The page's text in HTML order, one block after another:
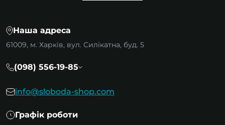
свідчити про статус її власника, що
регламентується ГОСТ 12.4.087-84. Наприклад:
Біла каска — для керівників, начальників
цехів, співробітників служби безпеки.
Синя каска — для гірничорятувальників.
Жовта каска — для робітників і молодшого
персоналу.
Наша адреса
61009, м. Харків, вул. Силікатна, буд. 5
(098) 556-19-85
info@sloboda-shop.com
Графік роботи